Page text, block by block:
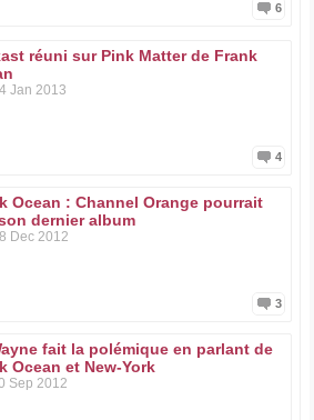
6
réuni sur Pink Matter de Frank
Jan 2013
4
Ocean : Channel Orange pourrait
dernier album
Dec 2012
3
fait la polémique en parlant de
Ocean et New-York
Sep 2012